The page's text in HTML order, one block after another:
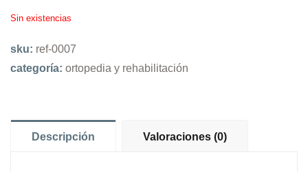
Sin existencias
sku: ref-0007
categoría: ortopedia y rehabilitación
Descripción Valoraciones (0)